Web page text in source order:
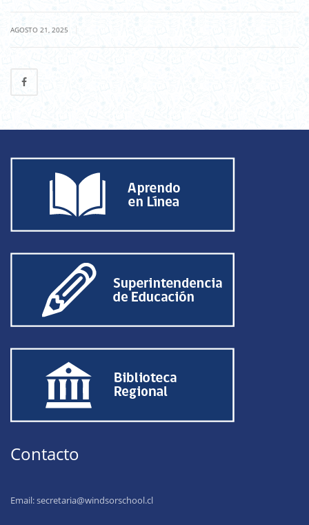
AGOSTO 21, 2025
Contacto
Email:secretaria@windsorschool.cl